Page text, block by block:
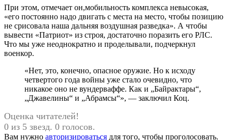
При этом, отмечает он,мобильность комплекса невысокая,
«его постоянно надо двигать с места на место, чтобы позицию
не срисовала наша дальняя воздушная разведка». А чтобы
вывести «Патриот» из строя, достаточно поразить его РЛС.
Что мы уже неоднократно и проделывали, подчеркнул
военкор.
«Нет, это, конечно, опасное оружие. Но к исходу
четвертого года войны уже стало очевидно, что
никакое оно не вундерваффе. Как и „Байрактары“,
„Джавелины“ и „Абрамсы“», — заключил Коц.
Оценка читателей!
0 из 5 звезд. 0 голосов.
Вам нужно авторизироваться для того, чтобы проголосовать.